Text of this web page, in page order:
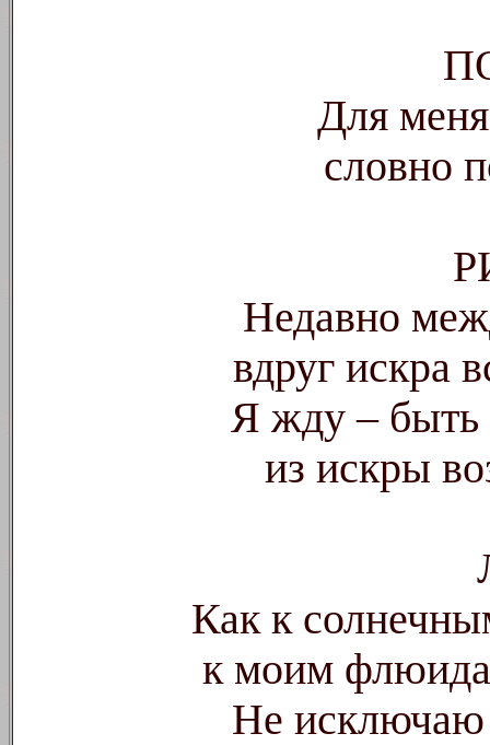
Для
словно
Недавно
вдруг искра
Я жду –
из искры
Как к
к моим
Не исключаю